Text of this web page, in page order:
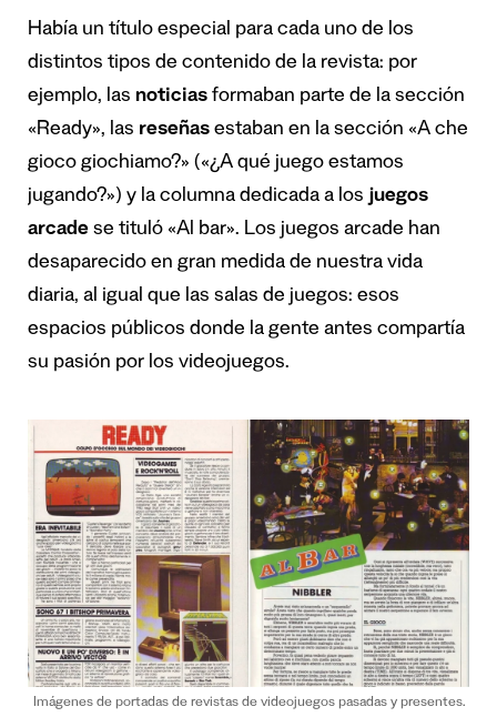
Había un título especial para cada uno de los
distintos tipos de contenido de la revista: por
ejemplo, las noticias formaban parte de la sección
«Ready», las reseñas estaban en la sección «A che
gioco giochiamo?» («¿A qué juego estamos
jugando?») y la columna dedicada a los juegos
arcade se tituló «Al bar». Los juegos arcade han
desaparecido en gran medida de nuestra vida
diaria, al igual que las salas de juegos: esos
espacios públicos donde la gente antes compartía
su pasión por los videojuegos.
Imágenes de portadas de revistas de videojuegos pasadas y presentes.